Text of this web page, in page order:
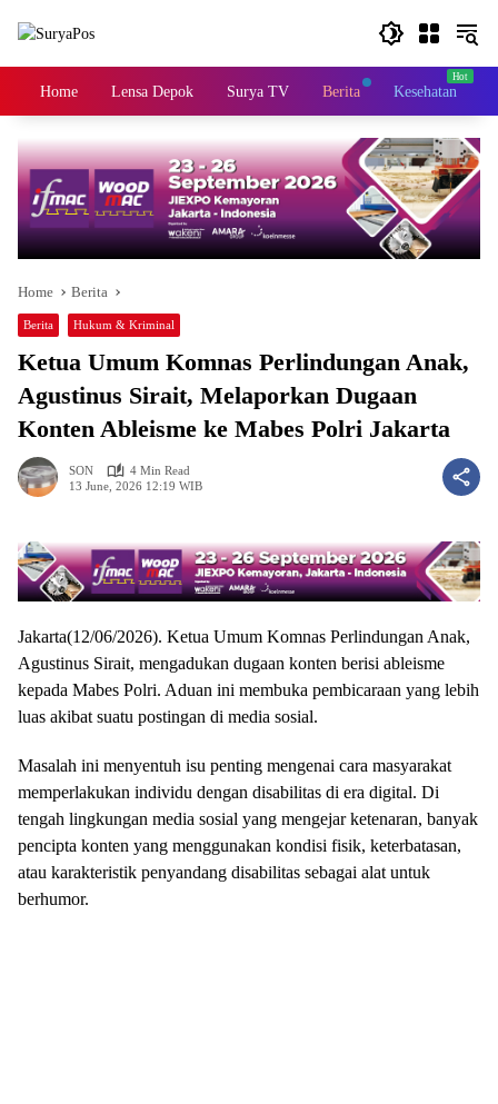
Home Lensa Depok Surya TV Berita Kesehatan
Home Berita
Berita Hukum & Kriminal
Ketua Umum Komnas Perlindungan Anak,
Agustinus Sirait, Melaporkan Dugaan
Konten Ableisme ke Mabes Polri Jakarta
SON
4 Min Read
13 June, 2026 12:19 WIB
Jakarta(12/06/2026). Ketua Umum Komnas Perlindungan Anak,
Agustinus Sirait, mengadukan dugaan konten berisi ableisme
kepada Mabes Polri. Aduan ini membuka pembicaraan yang lebih
luas akibat suatu postingan di media sosial.
Masalah ini menyentuh isu penting mengenai cara masyarakat
memperlakukan individu dengan disabilitas di era digital. Di
tengah lingkungan media sosial yang mengejar ketenaran, banyak
pencipta konten yang menggunakan kondisi fisik, keterbatasan,
atau karakteristik penyandang disabilitas sebagai alat untuk
berhumor.